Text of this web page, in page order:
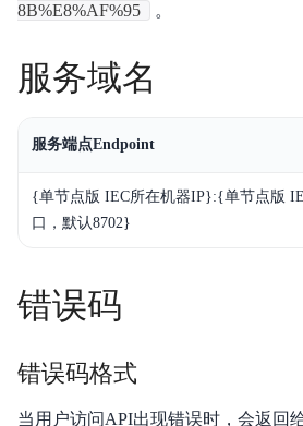
8B%E8%AF%95
。
服务域名
服务端点Endpoint
{单节点版 IEC所在机器IP}:{单节点版
口，默认8702}
错误码
错误码格式
当用户访问API出现错误时，会返回